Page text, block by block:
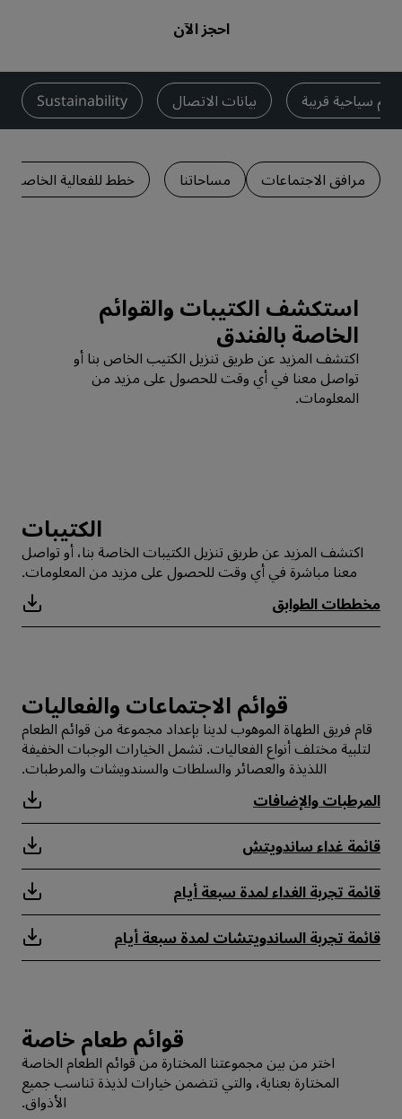
احجز الآن
سياحية قريبة بيانات الاتصال Sustainability
مرافق الاجتماعات مساحاتنا خطط للفعالية الخاصة
استكشف الكتيبات والقوائم
الخاصة بالفندق
اكتشف المزيد عن طريق تنزيل الكتيب الخاص بنا أو
تواصل معنا في أي وقت للحصول على مزيد من
المعلومات.
‏‫الكتيبات
اكتشف المزيد عن طريق تنزيل الكتيبات الخاصة بنا، أو تواصل
معنا مباشرة في أي وقت للحصول على مزيد من المعلومات.
مخططات الطوابق
قوائم الاجتماعات والفعاليات
قام فريق الطهاة الموهوب لدينا بإعداد مجموعة من قوائم الطعام
لتلبية مختلف أنواع الفعاليات. تشمل الخيارات الوجبات الخفيفة
اللذيذة والعصائر والسلطات والسندويشات والمرطبات.
المرطبات والإضافات
قائمة غداء ساندويتش
قائمة تجربة الغداء لمدة سبعة أيام
قائمة تجربة الساندويتشات لمدة سبعة أيام
قوائم طعام خاصة
اختر من بين مجموعتنا المختارة من قوائم الطعام الخاصة
المختارة بعناية، والتي تتضمن خيارات لذيذة تناسب جميع
الأذواق.